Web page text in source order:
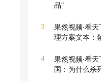
品”
3
果然视频·看
理方案文本：
4
果然视频·看
国：为什么杀